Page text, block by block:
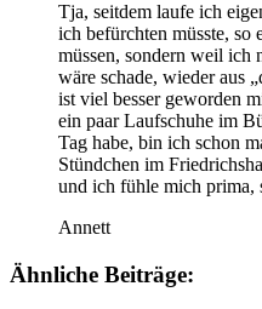
Tja, seitdem laufe ich
ich befürchten müsste, so
müssen, sondern weil ich
wäre schade, wieder aus
ist viel besser geworden
ein paar Laufschuhe im
Tag habe, bin ich schon
Stündchen im
und ich fühle mich prima,
Annett
Ähnliche Beiträge: